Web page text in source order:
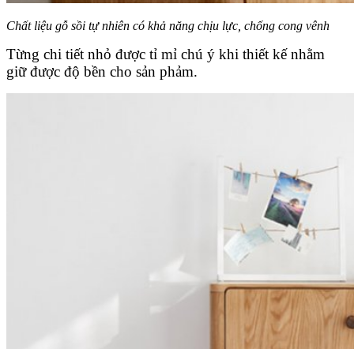
Chất liệu gỗ sồi tự nhiên có khả năng chịu lực, chống cong vênh
Từng chi tiết nhỏ được tỉ mỉ chú ý khi thiết kế nhằm
giữ được độ bền cho sản phảm.